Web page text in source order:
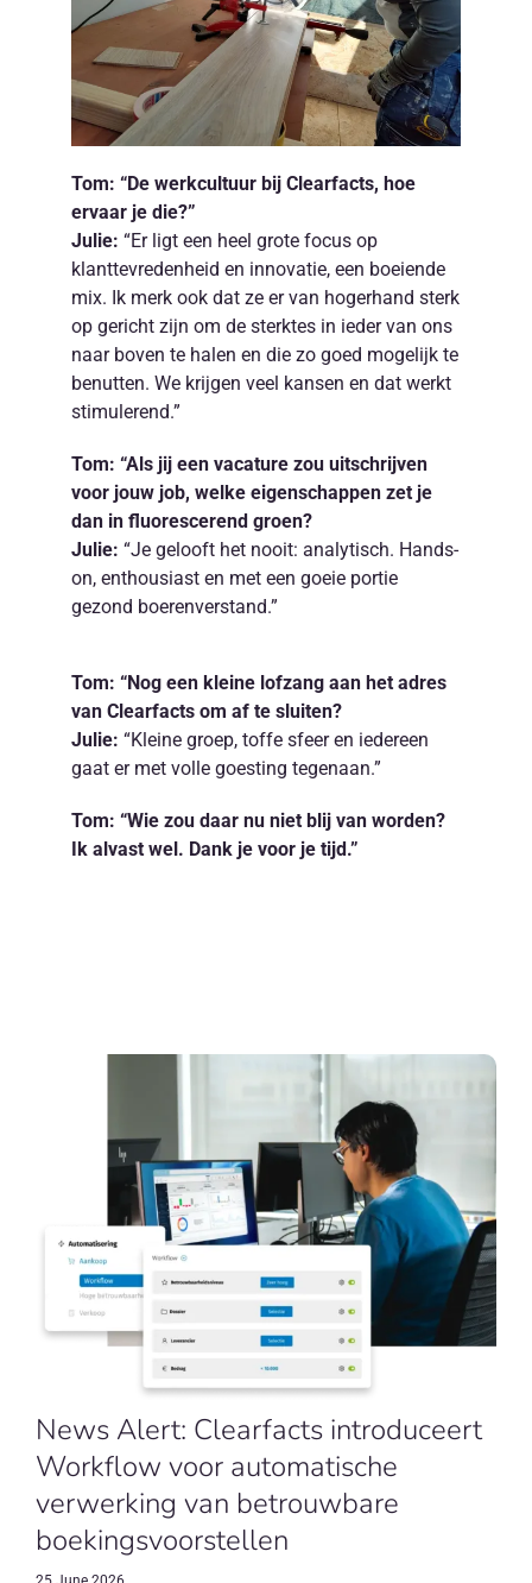
Tom: “De werkcultuur bij Clearfacts, hoe
ervaar je die?”
Julie: “Er ligt een heel grote focus op
klanttevredenheid en innovatie, een boeiende
mix. Ik merk ook dat ze er van hogerhand sterk
op gericht zijn om de sterktes in ieder van ons
naar boven te halen en die zo goed mogelijk te
benutten. We krijgen veel kansen en dat werkt
stimulerend.”
Tom: “Als jij een vacature zou uitschrijven
voor jouw job, welke eigenschappen zet je
dan in fluorescerend groen?
Julie: “Je gelooft het nooit: analytisch. Hands-
on, enthousiast en met een goeie portie
gezond boerenverstand.”
Tom: “Nog een kleine lofzang aan het adres
van Clearfacts om af te sluiten?
Julie: “Kleine groep, toffe sfeer en iedereen
gaat er met volle goesting tegenaan.”
Tom: “Wie zou daar nu niet blij van worden?
Ik alvast wel. Dank je voor je tijd.”
News Alert: Clearfacts introduceert
Workflow voor automatische
verwerking van betrouwbare
boekingsvoorstellen